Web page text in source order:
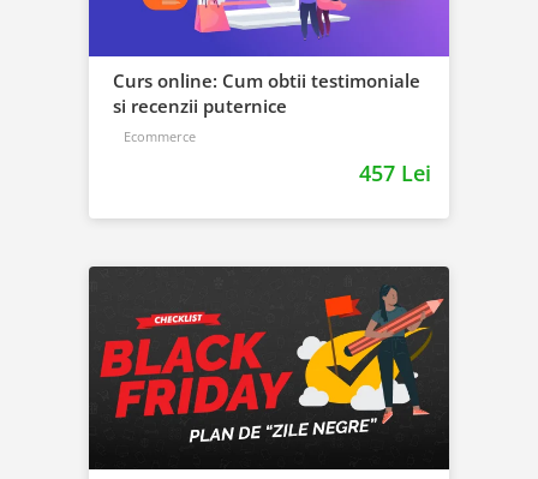
Curs online: Cum obtii testimoniale
si recenzii puternice
Ecommerce
457 Lei